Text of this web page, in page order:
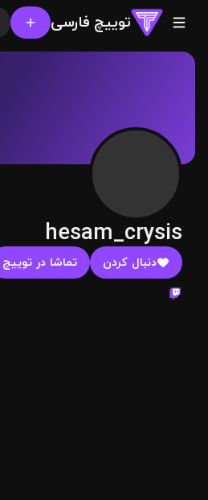
توییچ فارسی
hesam_crysis
دنبال کردن تماشا در توییچ